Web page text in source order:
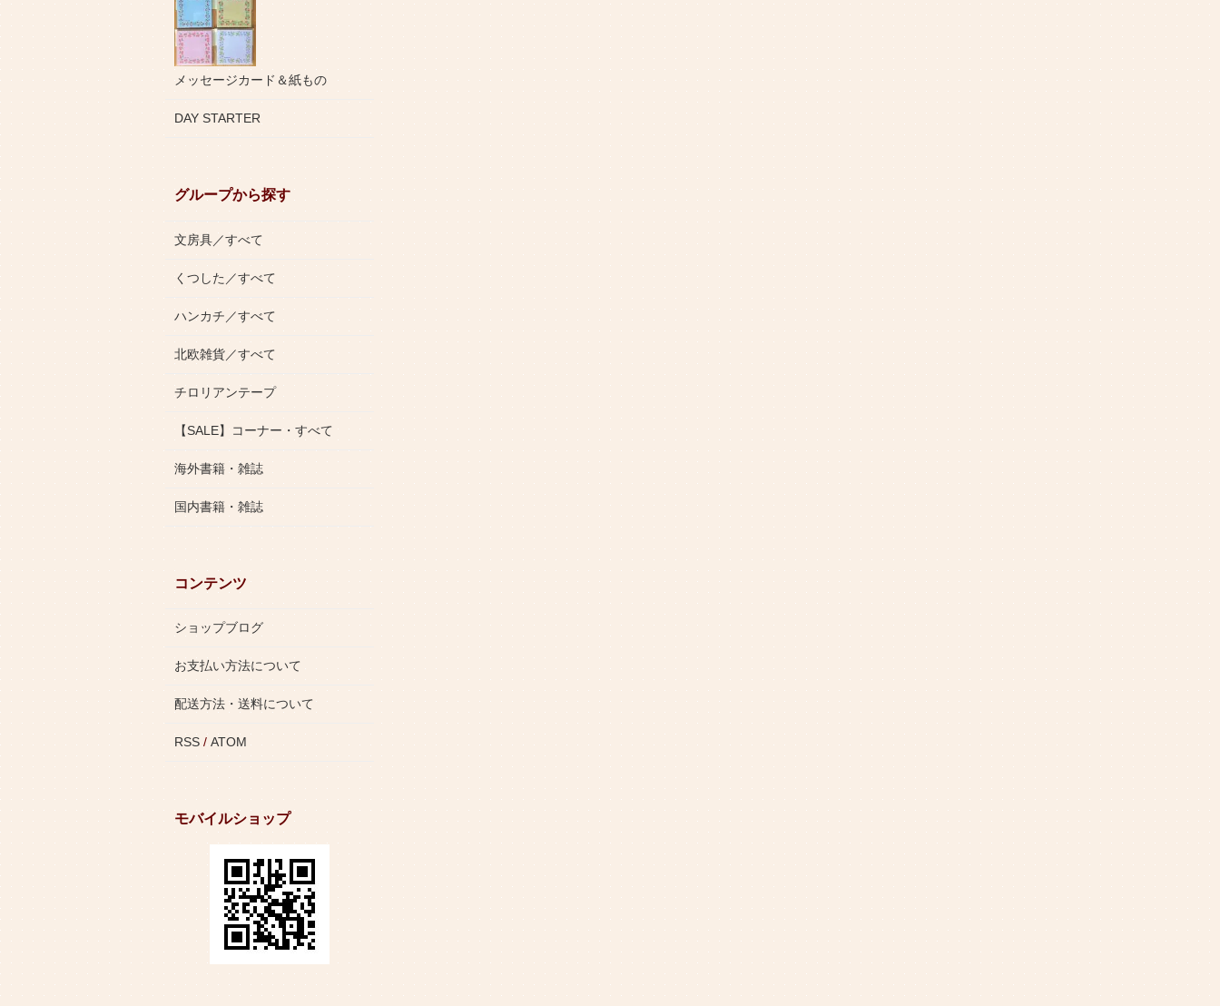
メッセージカード＆紙もの
DAY STARTER
グループから探す
文房具／すべて
くつした／すべて
ハンカチ／すべて
北欧雑貨／すべて
チロリアンテープ
【SALE】コーナー・すべて
海外書籍・雑誌
国内書籍・雑誌
コンテンツ
ショップブログ
お支払い方法について
配送方法・送料について
RSS /ATOM
モバイルショップ